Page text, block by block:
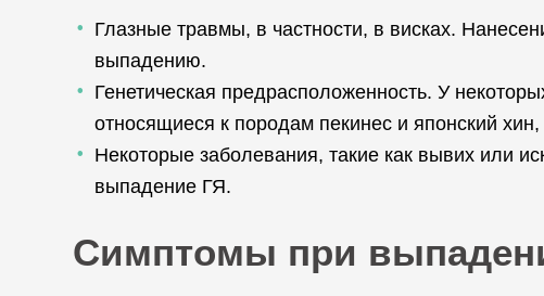
Глазные травмы, в частности, в висках.
выпадению.
Генетическая предрасположенность. У
относящиеся к породам пекинес и японский
Некоторые заболевания, такие как вывих или
выпадение ГЯ.
Симптомы при